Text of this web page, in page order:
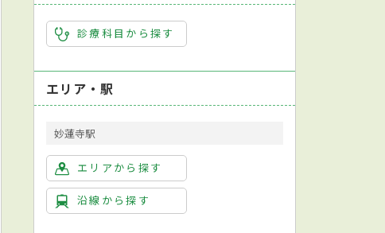
診療科目から探す
エリア・駅
妙蓮寺駅
エリアから探す
沿線から探す